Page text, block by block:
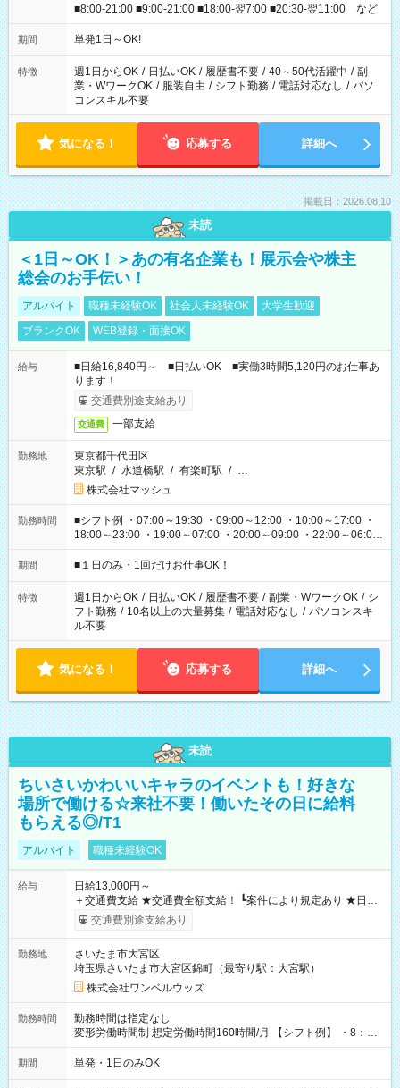
■8:00-21:00 ■9:00-21:00 ■18:00-翌7:00 ■20:30-翌11:00 など
期間 単発1日～OK!
特徴 週1日からOK / 日払いOK / 履歴書不要 / 40～50代活躍中 / 副
業・WワークOK / 服装自由 / シフト勤務 / 電話対応なし / パソ
コンスキル不要
気になる！ 応募する 詳細へ
掲載日：2026.08.10
未読
＜1日～OK！＞あの有名企業も！展示会や株主
総会のお手伝い！
アルバイト 職種未経験OK 社会人未経験OK
大学生歓迎
ブランクOK
WEB登録・面接OK
給与
■日給16,840円～ ■日払いOK ■実働3時間5,120円のお仕事あ
ります！
交通費別途支給あり
交通費 一部支給
勤務地
東京都千代田区
東京駅 / 水道橋駅 / 有楽町駅 / …
株式会社マッシュ
勤務時間
■シフト例 ・07:00～19:30 ・09:00～12:00 ・10:00～17:00 ・
18:00～23:00 ・19:00～07:00 ・20:00～09:00 ・22:00～06:00
etc ★最短で3時間で5,120円のお仕事から 15時間で2万円近く稼
げるお仕事も！ ご希望のお時間に合わせてご紹介！ ※シフトは
ください！
期間 ■１日のみ・1回だけお仕事OK！
特徴 週1日からOK / 日払いOK / 履歴書不要 / 副業・WワークOK / シ
フト勤務 / 10名以上の大量募集 / 電話対応なし / パソコンスキ
ル不要
気になる！ 応募する 詳細へ
未読
ちいさいかわいいキャラのイベントも！好きな
場所で働ける☆来社不要！働いたその日に給料
もらえる◎/T1
アルバイト 職種未経験OK
給与
日給13,000円～
＋交通費支給 ★交通費全額支給！ ┗案件により規定あり ★日払
いOK！（規定あり） ┗働いたその日に現金GET♪ お仕事後はコ
ンビニATMから 日払い分を引き落とせます！ 【試用期間】試
交通費別途支給あり
勤務地
さいたま市大宮区
埼玉県さいたま市大宮区錦町（最寄り駅：大宮駅）
株式会社ワンベルウッズ
勤務時間
勤務時間は指定なし
変形労働時間制 想定労働時間160時間/月 【シフト例】 ・8：00
～21：00
期間 単発・1日のみOK